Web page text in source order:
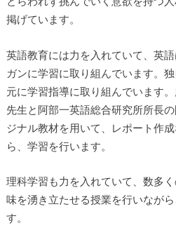
掲げています。
英語教育には力を入れていて、英
ガンに学習に取り組んでいます。
元に学習指導に取り組んでいます
先生と阿部一英語総合研究所所長
ジナル教材を用いて、レポート作
ら、学習を行います。
理科学習も力を入れていて、数多
味を湧き立たせる授業を行いなが
す。